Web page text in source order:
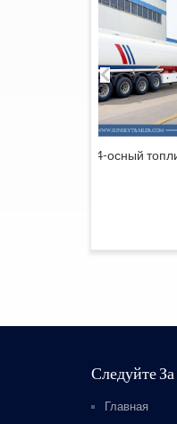
Следуйте
Главная